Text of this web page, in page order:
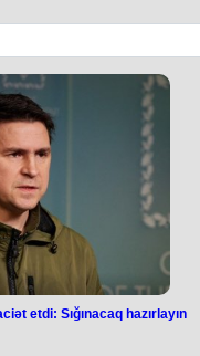
olunaraq sağalıb. Nazirlər
məlumata görə,
815 595 nəfərin
edilib, onlardan 802 395 nəfər
aktiv xəstə var. Bu günə
yeni yoluxma hallarının
bu günə qədər isə
olunub.
etdi: Sığınacaq hazırlayın